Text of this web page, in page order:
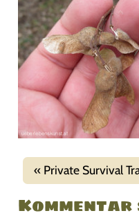
Private Survival